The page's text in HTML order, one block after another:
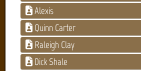
Alexis
Quinn Carter
Raleigh Clay
Dick Shale